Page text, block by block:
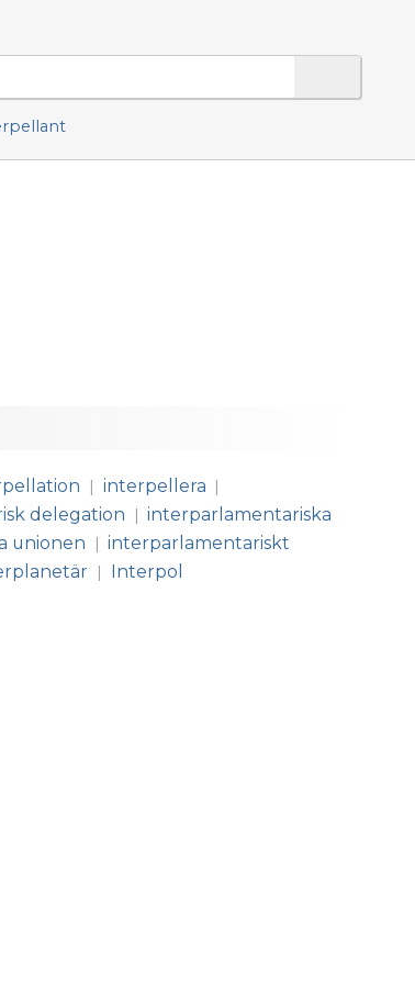
| interpellera |
delegation | interparlamentariska
unionen | interparlamentariskt
| Interpol